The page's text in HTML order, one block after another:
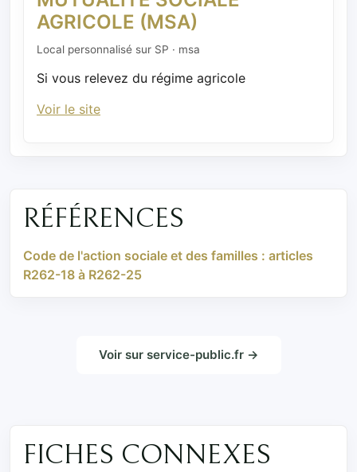
AGRICOLE (MSA)
Local personnalisé sur SP · msa
Si vous relevez du régime agricole
Voir le site
RÉFÉRENCES
Code de l'action sociale et des familles : articles
R262-18 à R262-25
Voir sur service-public.fr →
FICHES CONNEXES